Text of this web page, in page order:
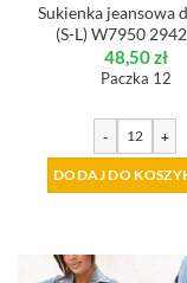
Sukienka jeansowa
(S-L) W7950
48,50zł
Paczka 12
- +
DODAJ DO